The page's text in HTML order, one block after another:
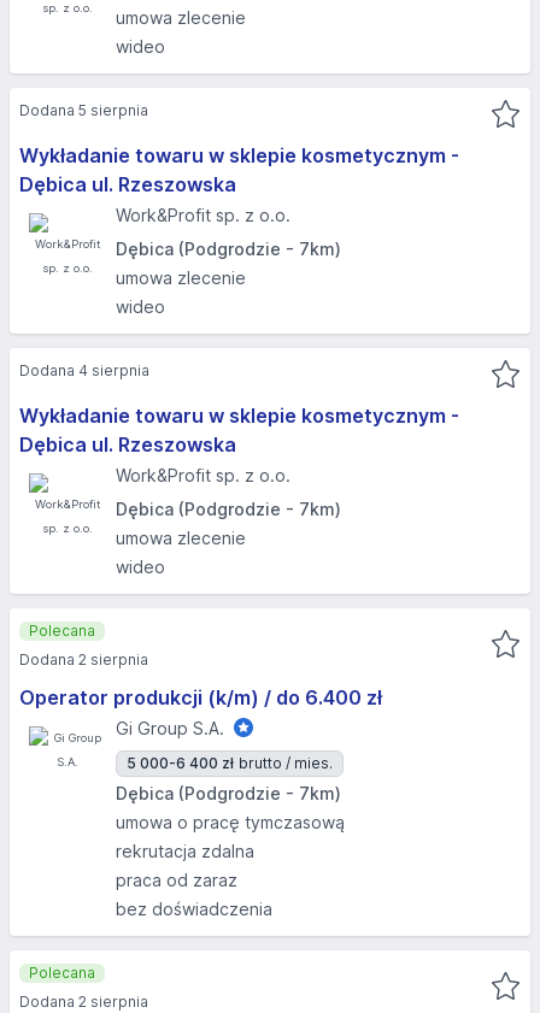
umowa zlecenie
wideo
Wykładanie towaru w sklepie kosmetycznym -
Dębica ul. Rzeszowska
Work&Profit sp. z o.o.
Dębica (Podgrodzie - 7km)
umowa zlecenie
wideo
Dodana 5 sierpnia
Wykładanie towaru w sklepie kosmetycznym -
Dębica ul. Rzeszowska
Work&Profit sp. z o.o.
Dębica (Podgrodzie - 7km)
umowa zlecenie
wideo
Dodana 4 sierpnia
Operator produkcji (k/m) / do 6.400 zł
Gi Group S.A.
5 000-6 400 zł brutto / mies.
Dębica (Podgrodzie - 7km)
umowa o pracę tymczasową
rekrutacja zdalna
praca od zaraz
bez doświadczenia
Polecana
Dodana 2 sierpnia
Polecana
Dodana 2 sierpnia